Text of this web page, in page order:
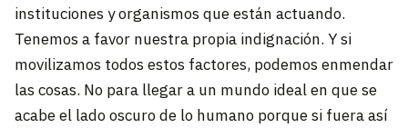
instituciones y organismos que están actuando.
Tenemos a favor nuestra propia indignación. Y si
movilizamos todos estos factores, podemos enmendar
las cosas. No para llegar a un mundo ideal en que se
acabe el lado oscuro de lo humano porque si fuera así